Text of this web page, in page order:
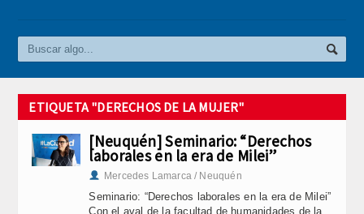
ETIQUETA "DERECHOS DE LA MUJER"
[Neuquén] Seminario: “Derechos
laborales en la era de Milei”
Mercedes Lamarca / Neuquén
Seminario: “Derechos laborales en la era de Milei”
Con el aval de la facultad de humanidades de la